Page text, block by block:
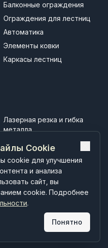
Балконные ограждения
Ограждения для лестниц
Автоматика
Элементы ковки
Каркасы лестниц
Лазерная резка и гибка
металла
Установка ворот
Строительство
малоэтажных зданий
Cookie
cookie для улучшения
и анализа
сайт, вы
cookie. Подробнее
.
Понятно